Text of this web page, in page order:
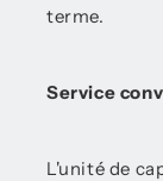
terme.
Service
L'unité de